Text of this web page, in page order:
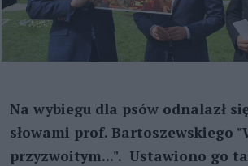
Na wybiegu dla psów odnalazł
słowami prof. Bartoszewskiego
przyzwoitym...". Ustawiono go